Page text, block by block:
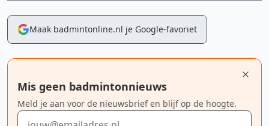
Maak badmintonline.nl je Google-favoriet
Mis geen badmintonnieuws
Meld je aan voor de nieuwsbrief en blijf op de hoogte.
E-mailadres